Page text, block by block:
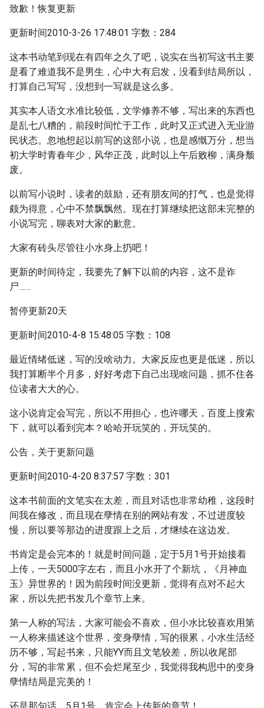
致歉！恢复更新
更新时间2010-3-26 17:48:01 字数：284
这本书动笔到现在有四年之久了吧，说实在当初写这书主要
是看了难道我不是男生，心中大有启发，没看到结局所以，
打算自己写写，没想到一写就是这么多。
其实本人语文水准比较低，文学修养不够，写出来的东西也
是乱七八糟的，前段时间忙于工作，此时又正式进入无业游
民状态。忽地想起以前写的这部小说，也是感慨万分，想当
初大学时青春年少，风华正茂，此时以上午后败柳，满身颓
废。
以前写小说时，读者的鼓励，还有朋友间的打气，也是觉得
颇为得意，心中不禁飘飘然。现在打算继续把这部未完整的
小说写完，聊表对大家的歉意。
大家有砖头尽管往小水身上扔吧！
更新的时间待定，我要先了解下以前的内容，这不是诈
尸……
暂停更新20天
更新时间2010-4-8 15:48:05 字数：108
最近情绪低迷，写的没啥动力。大家反应也更是低迷，所以
我打算断半个月多，好好考虑下自己出现啥问题，抓不住各
位读者大大的心。
这小说肯定会写完，所以不用担心，也许哪天，百度上搜索
下，就可以看到完本？哈哈开玩笑的，开玩笑的。
公告，关于更新问题
更新时间2010-4-20 8:37:57 字数：301
这本书前面的文笔实在太差，而且对话也非常幼稚，这段时
间我在修改，而且现在孽情在别的网站有发，不过进度较
慢，所以要等那边的进度跟上之后，才继续在这边发。
书肯定是会完本的！就是时间问题，定于5月1号开始接着
上传，一天5000字左右，而且小水开了个新坑，《月神血
玉》异世界的！因为前段时间没更新，觉得有点对不起大
家，所以先把书发几个章节上来。
第一人称的写法，大家可能会不喜欢，但小水比较喜欢用第
一人称来描述这个世界，变身孽情，写的很累，小水生活经
历不够，写起书来，只能YY而且文笔较差，所以收尾部
分，写的非常累，但不会烂尾至少，我觉得我构思中的变身
孽情结局是完美的！